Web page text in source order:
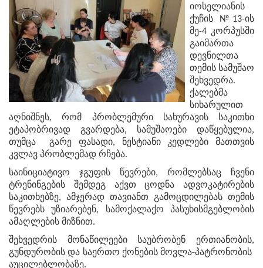
იოსელიანის
ქუჩის №13-ის
მე-4 კორპუსში
გაიმართა
დევნილთა
თემის სამუშაო
შეხვედრა.
ქალებმა
სიხარულით
აღნიშნეს, რომ პრობლემური სახურავის საკითხი
ეტაპობრივად გვარდება, სამუშაოები დაწყებულია,
თუმცა გარე ფასადი, ნესტიანი კედლები მათთვის
კვლავ პრობლემად რჩება.
საინიციატივო ჯგუფის წევრები, რომლებსაც ჩვენი
ტრენინგების შემდეგ აქვთ ცოდნა ადვოკატირების
საკითხებზე, ამჯერად თავიანთ გამოცდილებას თემის
წევრებს უზიარებენ, სამოქალაქო პასუხისმგებლობის
ამაღლების მიზნით.
შეხვედრის მონაწილეები საუბრობენ ერთიანობის,
გუნდურობის და საერთო ქონების მოვლა-პატრონობის
აუცილებლობაზე.